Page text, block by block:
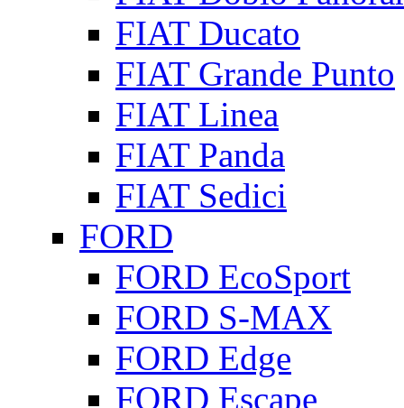
FIAT Ducato
FIAT Grande Punto
FIAT Linea
FIAT Panda
FIAT Sedici
FORD
FORD EcoSport
FORD S-MAX
FORD Edge
FORD Escape